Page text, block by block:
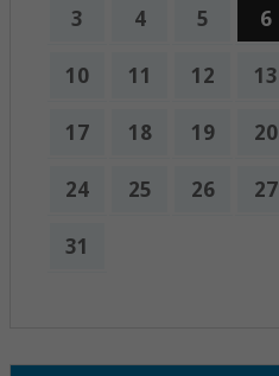
3 4 5 6
10 11 12 13
17 18 19 20
24 25 26 27
31